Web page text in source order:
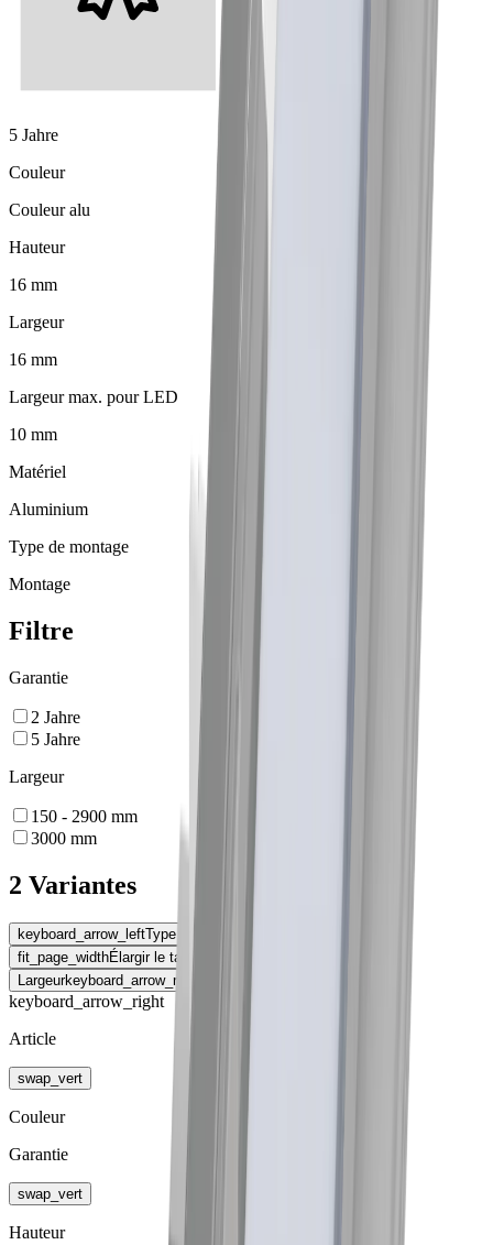
5 Jahre
Couleur
Couleur alu
Hauteur
16 mm
Largeur
16 mm
Largeur max. pour LED
10 mm
Matériel
Aluminium
Type de montage
Montage
Filtre
Garantie
2 Jahre
5 Jahre
Largeur
150 - 2900 mm
3000 mm
2 Variantes
keyboard_arrow_leftType de montage
fit_page_widthÉlargir le tableau
Largeurkeyboard_arrow_right
keyboard_arrow_right
Article
swap_vert
Couleur
Garantie
swap_vert
Hauteur